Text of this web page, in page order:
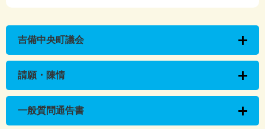
吉備中央町議会
請願・陳情
一般質問通告書